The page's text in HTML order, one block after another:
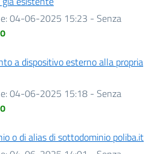
04-06-2025 15:23 - Senza
a dispositivo esterno alla propria
04-06-2025 15:18 - Senza
o di alias di sottodominio poliba.it